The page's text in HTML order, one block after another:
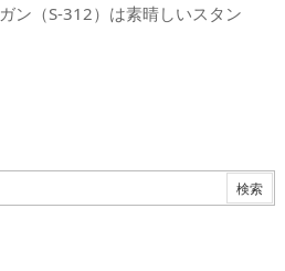
ン（S-312）は素晴しいスタン